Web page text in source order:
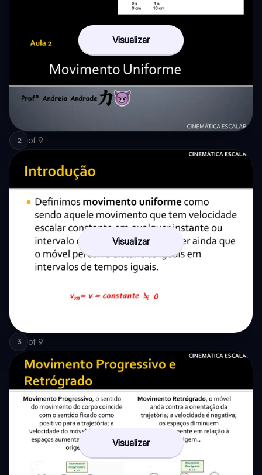
Visualizar
2 of 9
Visualizar
3 of 9
Visualizar